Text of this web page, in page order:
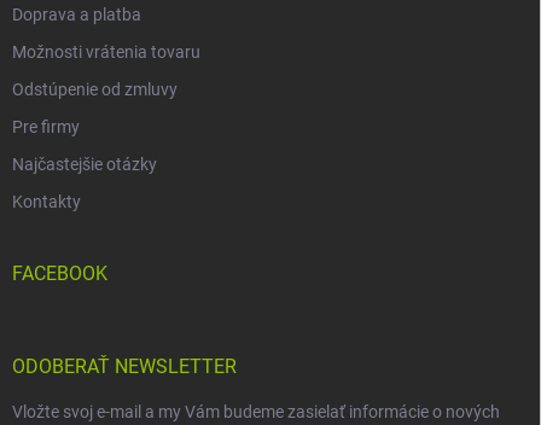
Doprava a platba
Možnosti vrátenia tovaru
Odstúpenie od zmluvy
Pre firmy
Najčastejšie otázky
Kontakty
FACEBOOK
ODOBERAŤ NEWSLETTER
Vložte svoj e-mail a my Vám budeme zasielať informácie o nových